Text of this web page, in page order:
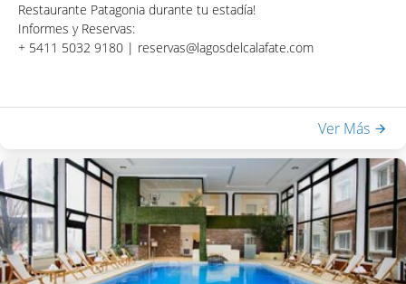
Restaurante Patagonia durante tu estadía!
Informes y Reservas:
+ 5411 5032 9180 | reservas@lagosdelcalafate.com
Ver Más